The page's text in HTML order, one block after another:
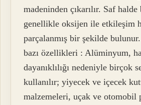
madeninden çıkarılır. Saf
genellikle oksijen ile etkileşim
parçalanmış bir şekilde
bazı özellikleri : Alüminyum,
dayanıklılığı nedeniyle birçok
kullanılır; yiyecek ve içecek
malzemeleri, uçak ve otomobil